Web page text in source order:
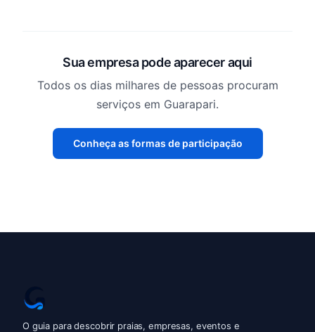
Sua empresa pode aparecer aqui
Todos os dias milhares de pessoas procuram
serviços em Guarapari.
Conheça as formas de participação
O guia para descobrir praias, empresas, eventos e